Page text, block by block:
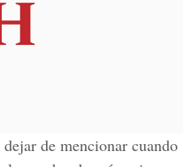
de mencionar cuando